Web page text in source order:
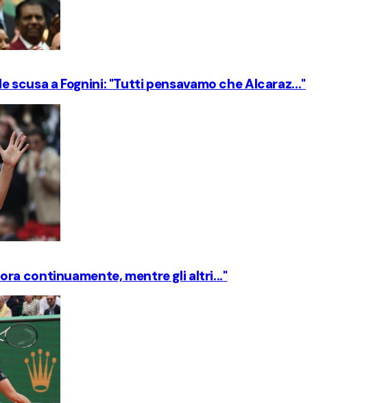
scusa a Fognini: "Tutti pensavamo che Alcaraz..."
continuamente, mentre gli altri..."